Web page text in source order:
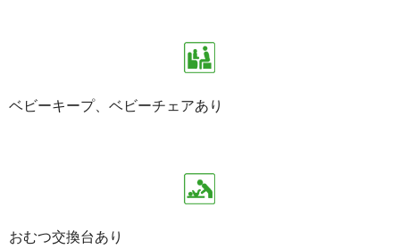
ベビーキープ、ベビーチェアあり
おむつ交換台あり